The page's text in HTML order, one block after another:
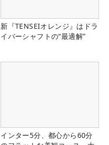
新『TENSEIオレンジ』はドラ
イバーシャフトの“最適解”
インター5分、都心から60分